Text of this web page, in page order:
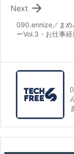
090.ennize／まめ
ーVol.3・お仕事

Next